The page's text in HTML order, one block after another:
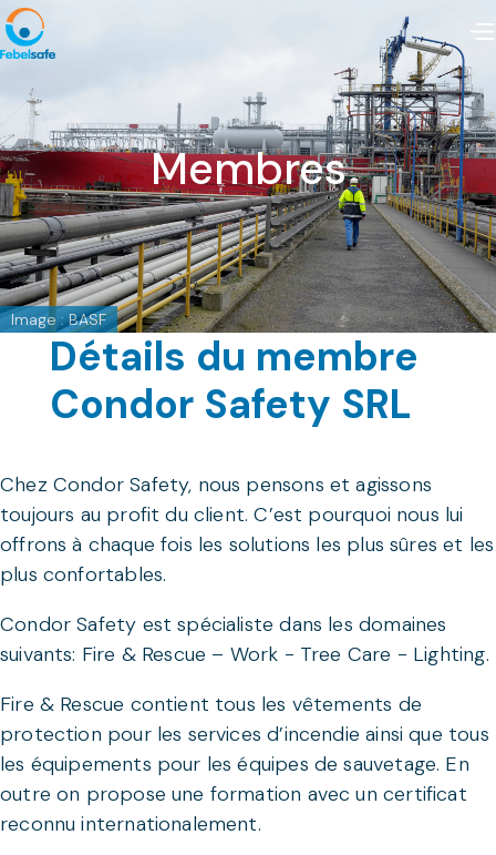
Membres
Image : BASF
Détails du membre
Condor Safety SRL
Chez Condor Safety, nous pensons et agissons
toujours au profit du client. C’est pourquoi nous lui
offrons à chaque fois les solutions les plus sûres et les
plus confortables.
Condor Safety est spécialiste dans les domaines
suivants: Fire & Rescue – Work - Tree Care - Lighting.
Fire & Rescue contient tous les vêtements de
protection pour les services d’incendie ainsi que tous
les équipements pour les équipes de sauvetage. En
outre on propose une formation avec un certificat
reconnu internationalement.